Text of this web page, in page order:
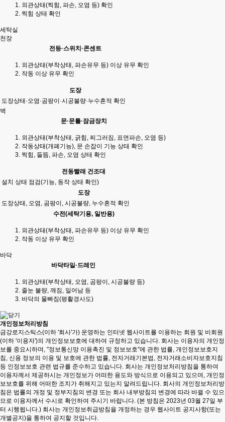
외관상태(찍힘, 파손, 오염 등) 확인
찍힘 상태 확인
세탁실
천장
전등·스위치·콘센트
외관상태(부착상태, 파손유무 등) 이상 유무 확인
작동 이상 유무 확인
도장
도장상태·오염·곰팡이·시공불량·누수흔적 확인
벽
문·문틀·잠금장치
외관상태(부착상태, 긁힘, 찌그러짐, 표면파손, 오염 등)
작동상태(개폐기능), 문 손잡이 기능 상태 확인
찍힘, 들뜸, 파손, 오염 상태 확인
전동빨래 건조대
설치 상태 점검(기능, 동작 상태 확인)
도장
도장상태, 오염, 곰팡이, 시공불량, 누수흔적 확인
수전(세탁기용, 일반용)
외관상태(부착상태, 파손유무 등) 이상 유무 확인
작동 이상 유무 확인
바닥
바닥타일·드레인
외관상태(부착상태, 오염, 곰팡이, 시공불량 등)
줄눈 불량, 깨짐, 일어남 등
바닥의 물빠짐(평활경사도)
개인정보처리방침
금강로지스틱스(이하 '회사'가) 운영하는 인터넷 웹사이트를 이용하는 회원 및 비회원
(이하 '이용자')의 개인정보보호에 대하여 규정하고 있습니다. 회사는 이용자의 개인정
보를 중요시하며, "정보통신망 이용촉진 및 정보보호"에 관한 법률, 개인정보보호지
침, 신용 정보의 이용 및 보호에 관한 법률, 전자거래기본법, 전자거래소비자보호지침
등 인정보보호 관련 법규를 준수하고 있습니다. 회사는 개인정보처리방침을 통하여
이용자께서 제공하시는 개인정보가 어떠한 용도와 방식으로 이용되고 있으며, 개인정
보보호를 위해 어떠한 조치가 취해지고 있는지 알려드립니다. 회사의 개인정보처리방
침은 법률의 개정 및 정부지침의 변경 또는 회사 내부방침의 변경에 따라 바뀔 수 있으
므로 이용자께서 수시로 확인하여 주시기 바랍니다. (본 방침은 2023년 03월 27일 부
터 시행됩니다.) 회사는 개인정보취급방침을 개정하는 경우 웹사이트 공지사항(또는
개별공지)을 통하여 공지할 것입니다.